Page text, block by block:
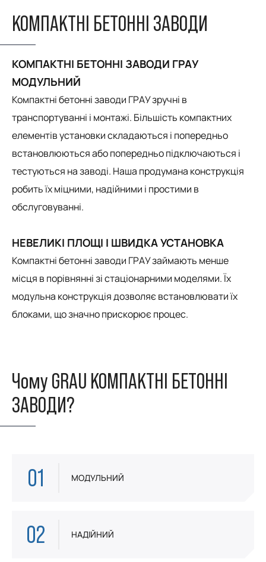
КОМПАКТНІ БЕТОННІ ЗАВОДИ
КОМПАКТНІ БЕТОННІ ЗАВОДИ ГРАУ
МОДУЛЬНИЙ
Компактні бетонні заводи ГРАУ зручні в
транспортуванні і монтажі. Більшість компактних
елементів установки складаються і попередньо
встановлюються або попередньо підключаються і
тестуються на заводі. Наша продумана конструкція
робить їх міцними, надійними і простими в
обслуговуванні.
НЕВЕЛИКІ ПЛОЩІ І ШВИДКА УСТАНОВКА
Компактні бетонні заводи ГРАУ займають менше
місця в порівнянні зі стаціонарними моделями. Їх
модульна конструкція дозволяє встановлювати їх
блоками, що значно прискорює процес.
Чому GRAU КОМПАКТНІ БЕТОННІ
ЗАВОДИ?
01 МОДУЛЬНИЙ
02 НАДІЙНИЙ